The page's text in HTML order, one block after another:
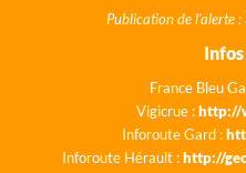
Publication de
France Bleu
Vigicrue :http://
Inforoute Gard :
Inforoute Hérault :http://